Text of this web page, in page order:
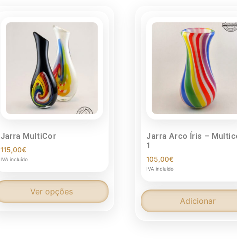
Jarra MultiCor
115,00€
IVA incluído
Ver opções
Jarra Arco Íris –
1
105,00€
IVA incluído
Adicionar